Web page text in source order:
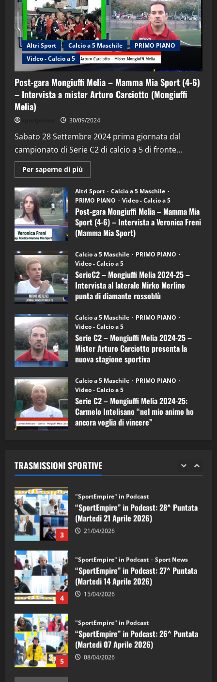
Altri Sport Calcio a 5 Maschile
PRIMO PIANO
Video - Calcio a 5
Post-gara Mongiuffi Melia – Mamma Mia Sport (4-6)
– Intervista a mister Arturo Carciotto (Mongiuffi
Melia)
30/09/2024
Sabato 28 Settembre 2024 prima giornata dal
campionato di Serie C2 di calcio a 5 di fronte...
Per saperne di più
informazioni
Post-
gara
Mongiuffi
Melia
–
Mamma
Mia
Sport
6)
–
Intervista
a
mister
Arturo
Carciotto
(Mongiuffi
Altri Sport
Calcio a 5 Maschile
PRIMO PIANO
Video - Calcio a 5
Post-gara Mongiuffi Melia – Mamma Mia
Sport (4-6) – Intervista a Veronica Freni
(Mamma Mia Sport)
Calcio a 5 Maschile
PRIMO PIANO
Video - Calcio a 5
SerieC2 – Mongiuffi Melia 2024-25 –
Intervista al laterale Mirko Merlino
punta di diamante rossoblù
Calcio a 5 Maschile
PRIMO PIANO
Video - Calcio a 5
Serie C2 – Mongiuffi Melia 2024-25 –
Mister Arturo Carciotto presenta la
nuova stagione sportiva
Calcio a 5 Maschile
PRIMO PIANO
Video - Calcio a 5
Serie C2 – Mongiuffi Melia 2024-25:
Carmelo Intelisano “nel mio animo ho
ancora voglia di vincere”
TRASMISSIONI SPORTIVE
2
“SportEmpire” in Podcast: 29^ Puntata
(Martedi 28 Aprile 2026)
28/04/2026
3
"SportEmpire" in Podcast
“SportEmpire” in Podcast: 28^ Puntata
(Martedi 21 Aprile 2026)
21/04/2026
4
“SportEmpire” in Podcast: 27^ Puntata
(Martedi 14 Aprile 2026)
15/04/2026
5
“SportEmpire” in Podcast: 26^ Puntata
(Martedi 07 Aprile 2026)
08/04/2026
1
“SportEmpire” in Podcast: 30^ Puntata
(Martedi 05 Maggio 2026)
08/05/2026
2 28/04/2026
3
"SportEmpire" in Podcast
“SportEmpire” in Podcast: 28^ Puntata
(Martedi 21 Aprile 2026)
21/04/2026
4
"SportEmpire" in Podcast Sport News
“SportEmpire” in Podcast: 27^ Puntata
(Martedi 14 Aprile 2026)
15/04/2026
5
"SportEmpire" in Podcast
“SportEmpire” in Podcast: 26^ Puntata
(Martedi 07 Aprile 2026)
08/04/2026